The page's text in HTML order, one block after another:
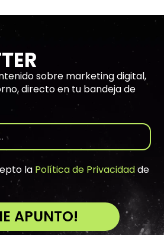
sobre marketing digital,
directo en tu bandeja de
la Política de Privacidadde
APUNTO!